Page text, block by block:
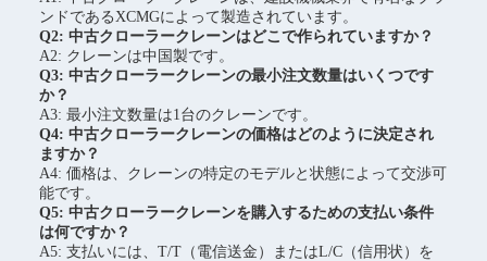
ンドであるXCMGによって製造されています。
Q2: 中古クローラークレーンはどこで作られていますか？
A2: クレーンは中国製です。
Q3: 中古クローラークレーンの最小注文数量はいくつです
か？
A3: 最小注文数量は1台のクレーンです。
Q4: 中古クローラークレーンの価格はどのように決定され
ますか？
A4: 価格は、クレーンの特定のモデルと状態によって交渉可
能です。
Q5: 中古クローラークレーンを購入するための支払い条件
は何ですか？
A5: 支払いには、T/T（電信送金）またはL/C（信用状）を